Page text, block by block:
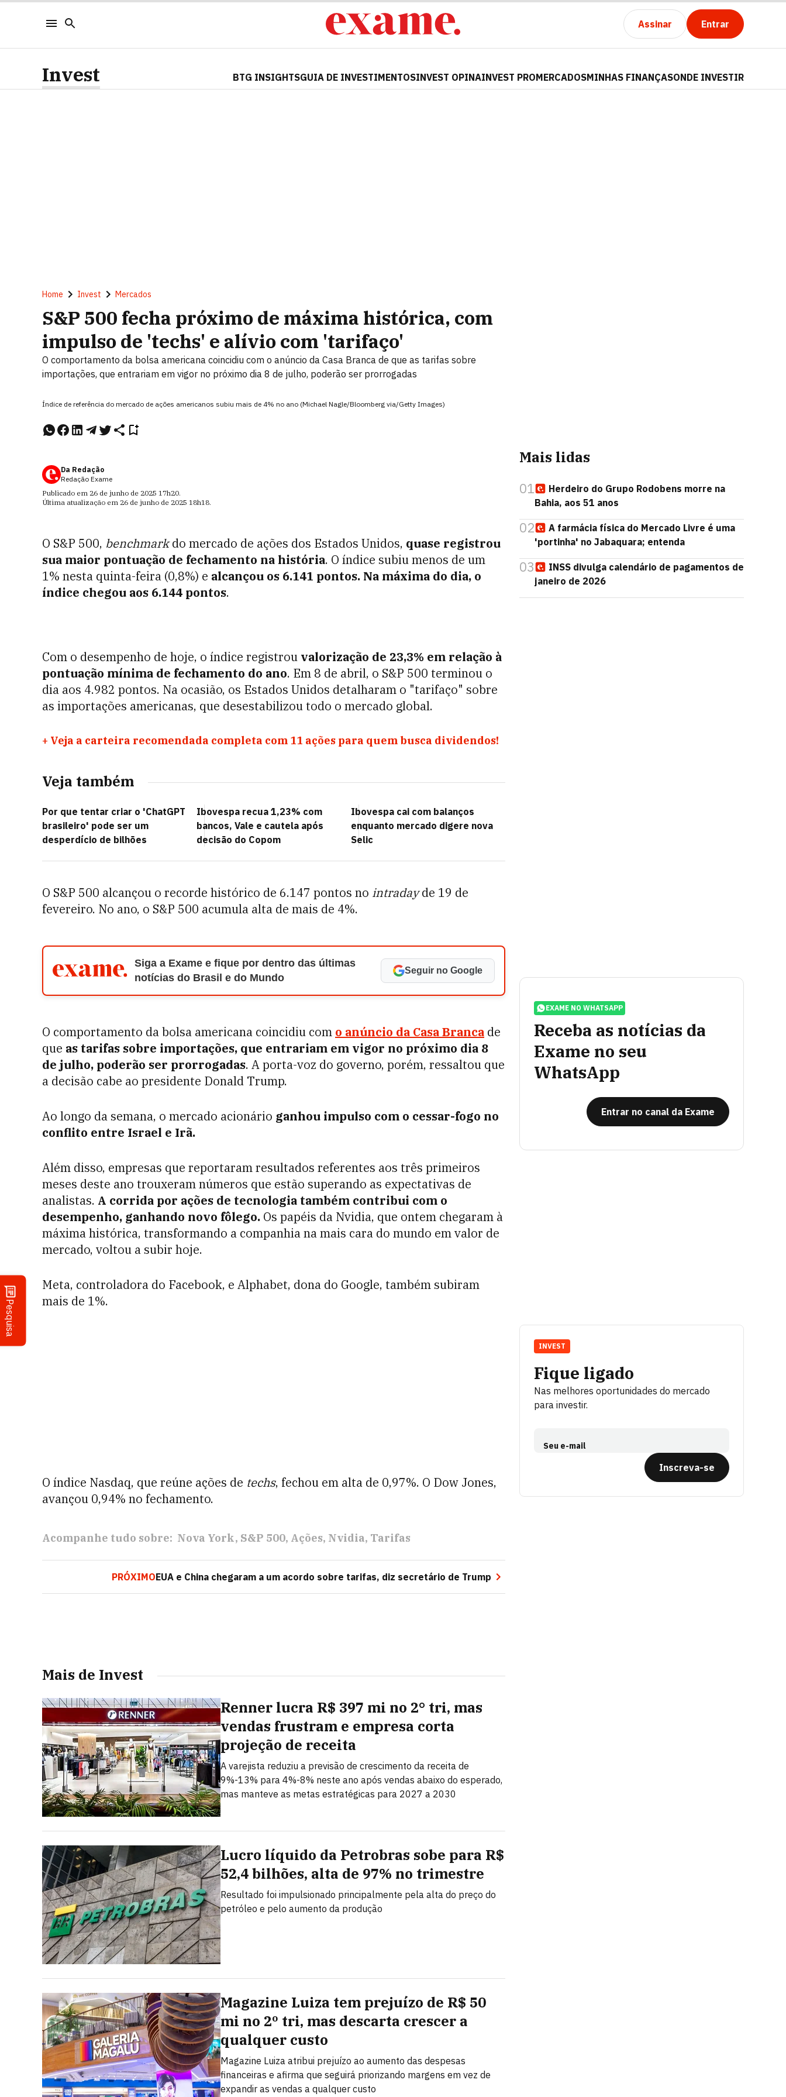
Assinar Entrar
Pesquisa
Invest BTG INSIGHTSGUIA DE INVESTIMENTOSINVEST OPINAINVEST PROMERCADOSMINHAS FINANÇASONDE INVESTIR
Home Invest Mercados
S&P 500 fecha próximo de máxima histórica, com
impulso de 'techs' e alívio com 'tarifaço'
O comportamento da bolsa americana coincidiu com o anúncio da Casa Branca de que as tarifas sobre
importações, que entrariam em vigor no próximo dia 8 de julho, poderão ser prorrogadas
Índice de referência do mercado de ações americanos subiu mais de 4% no ano (Michael Nagle/Bloomberg via/Getty Images)
Da Redação
Redação Exame
Publicado em 26 de junho de 2025 17h20.
Última atualização em 26 de junho de 2025 18h18.
O S&P 500, benchmarkdo mercado de ações dos Estados Unidos, quase registrou
sua maior pontuação de fechamento na história. O índice subiu menos de um
1% nesta quinta-feira (0,8%) e alcançou os 6.141 pontos. Na máxima do dia, o
índice chegou aos 6.144 pontos.
Com o desempenho de hoje, o índice registrou valorização de 23,3% em relação à
pontuação mínima de fechamento do ano. Em 8 de abril, o S&P 500 terminou o
dia aos 4.982 pontos. Na ocasião, os Estados Unidos detalharam o "tarifaço" sobre
as importações americanas, que desestabilizou todo o mercado global.
+ Veja a carteira recomendada completa com 11 ações para quem busca dividendos!
Veja também
Por que tentar criar o 'ChatGPT
brasileiro' pode ser um
desperdício de bilhões
Ibovespa recua 1,23% com
bancos, Vale e cautela após
decisão do Copom
Ibovespa cai com balanços
enquanto mercado digere nova
Selic
O S&P 500 alcançou o recorde histórico de 6.147 pontos no intradayde 19 de
fevereiro. No ano, o S&P 500 acumula alta de mais de 4%.
Siga a Exame e fique por dentro das últimas
notícias do Brasil e do Mundo
Seguir no Google
O comportamento da bolsa americana coincidiu com o anúncio da Casa Branca de
que as tarifas sobre importações, que entrariam em vigor no próximo dia 8
de julho, poderão ser prorrogadas. A porta-voz do governo, porém, ressaltou que
a decisão cabe ao presidente Donald Trump.
Ao longo da semana, o mercado acionário ganhou impulso com o cessar-fogo no
conflito entre Israel e Irã.
Além disso, empresas que reportaram resultados referentes aos três primeiros
meses deste ano trouxeram números que estão superando as expectativas de
analistas. A corrida por ações de tecnologia também contribui com o
desempenho, ganhando novo fôlego. Os papéis da Nvidia, que ontem chegaram à
máxima histórica, transformando a companhia na mais cara do mundo em valor de
mercado, voltou a subir hoje.
Meta, controladora do Facebook, e Alphabet, dona do Google, também subiram
mais de 1%.
O índice Nasdaq, que reúne ações de techs, fechou em alta de 0,97%. O Dow Jones,
avançou 0,94% no fechamento.
Acompanhe tudo sobre: Nova York S&P 500 Ações Nvidia Tarifas
PRÓXIMOEUA e China chegaram a um acordo sobre tarifas, diz secretário de Trump
Mais de Invest
Renner lucra R$ 397 mi no 2° tri, mas
vendas frustram e empresa corta
projeção de receita
A varejista reduziu a previsão de crescimento da receita de
9%-13% para 4%-8% neste ano após vendas abaixo do esperado,
mas manteve as metas estratégicas para 2027 a 2030
Lucro líquido da Petrobras sobe para R$
52,4 bilhões, alta de 97% no trimestre
Resultado foi impulsionado principalmente pela alta do preço do
petróleo e pelo aumento da produção
Magazine Luiza tem prejuízo de R$ 50
mi no 2º tri, mas descarta crescer a
qualquer custo
Magazine Luiza atribui prejuízo ao aumento das despesas
financeiras e afirma que seguirá priorizando margens em vez de
expandir as vendas a qualquer custo
Mais lidas
01
Herdeiro do Grupo Rodobens morre na
Bahia, aos 51 anos
02
A farmácia física do Mercado Livre é uma
'portinha' no Jabaquara; entenda
03
INSS divulga calendário de pagamentos de
janeiro de 2026
EXAME NO WHATSAPP
Receba as notícias da
Exame no seu
WhatsApp
Entrar no canal da Exame
Fique ligado
Nas melhores oportunidades do mercado
para investir.
Seu e-mail
Inscreva-se
INVEST